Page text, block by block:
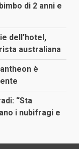
di 2 anni e
dell’hotel,
australiana
è
“Sta
i nubifragi e